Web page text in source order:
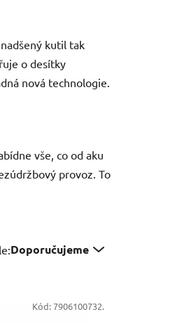
kutil tak
o desítky
nová technologie.
vše, co od aku
provoz. To
Doporučujeme
Kód:7906100732.